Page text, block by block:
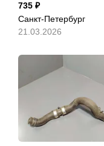
735
Санкт-Петербург
21.03.2026